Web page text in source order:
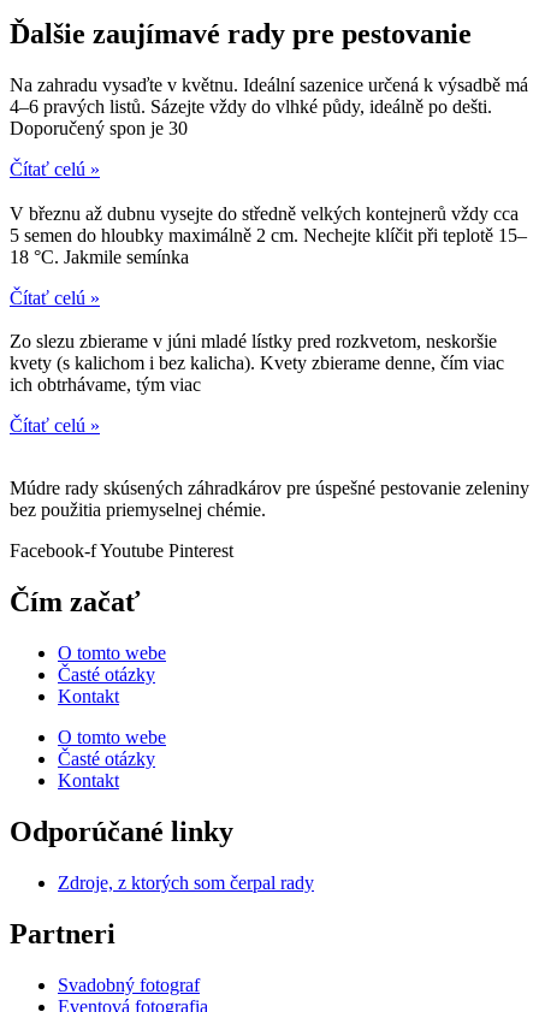
Ďalšie zaujímavé rady pre pestovanie
Na zahradu vysaďte v květnu. Ideální sazenice určená k výsadbě má
4–6 pravých listů. Sázejte vždy do vlhké půdy, ideálně po dešti.
Doporučený spon je 30
Čítať celú »
V březnu až dubnu vysejte do středně velkých kontejnerů vždy cca
5 semen do hloubky maximálně 2 cm. Nechejte klíčit při teplotě 15–
18 °C. Jakmile semínka
Čítať celú »
Zo slezu zbierame v júni mladé lístky pred rozkvetom, neskoršie
kvety (s kalichom i bez kalicha). Kvety zbierame denne, čím viac
ich obtrhávame, tým viac
Čítať celú »
Múdre rady skúsených záhradkárov pre úspešné pestovanie zeleniny
bez použitia priemyselnej chémie.
Facebook-fYoutube Pinterest
Čím začať
O tomto webe
Časté otázky
Kontakt
O tomto webe
Časté otázky
Kontakt
Odporúčané linky
Zdroje, z ktorých som čerpal rady
Partneri
Svadobný fotograf
Eventová fotografia